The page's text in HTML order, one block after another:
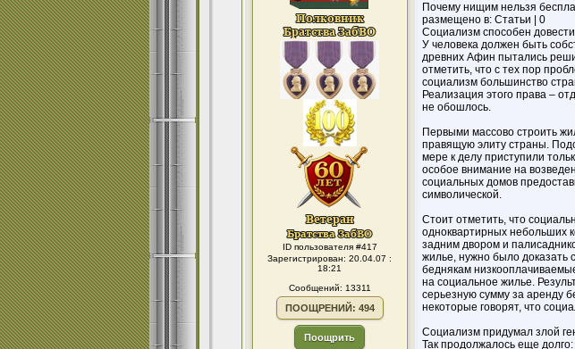
ID пользователя #417
Зарегистрирован: 20.04.07 :
18:21
Сообщений: 13311
ПООЩРЕНИЙ: 494
Поощрить
Почему нищим нельзя
размещено в: Статьи | 0
Социализм способен
У человека должен быть
древних Афин пытались
отметить, что с тех пор
социализм большинство
Реализация этого права –
не обошлось.
Первыми массово строить
правящую элиту страны.
мере к делу приступили
особое внимание на
социальных домов
символической.
Стоит отметить, что
одноквартирных небольших
задним двором и
жилье, нужно было доказать
беднякам
на социальное жилье.
серьезную сумму за аренду
некоторые говорят, что
Социализм придумал злой
Так продолжалось еще